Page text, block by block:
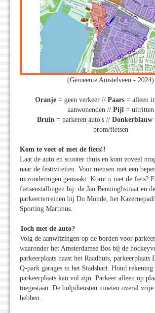
(Gemeente Amstelveen - 2024)
Oranje = geen verkeer // Paars = alleen
aanwonenden // Pijl = uitritten
Bruin = parkeren auto's // Donkerblauw
brom/fietsen
Kom te voet of met de fiets!!
Laat de auto en scooter thuis en kom zoveel
naar de festiviteiten. Voor mensen met een
uitzonderingen gemaakt. Komt u met de ﬁets?
fietsenstallingen bĳ: de Jan Benninghstraat en de
parkeerterreinen bij Du Monde, het
Sporting Martinus.
Toch met de auto?
Volg de aanwijzingen op de borden voor
waaronder het Amsterdamse Bos bij de
parkeerplaats naast het Raadhuis, parkeerplaats
Q-park garages in het Stadshart. Houd rekening
parkeerplaats kan vol zijn. Parkeer alleen op
toegestaan. De hulpdiensten moeten overal
hebben.